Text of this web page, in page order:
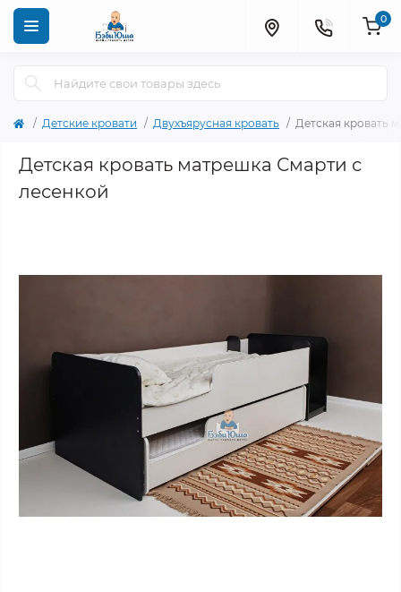
0
Детские кровати Двухъярусная кровать Детская кровать
Детская кровать матрешка Смарти с
лесенкой